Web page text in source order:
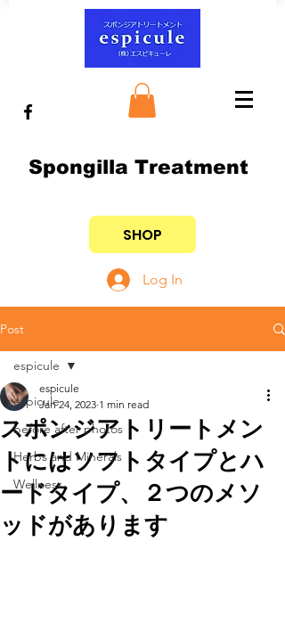
Spongilla Treatment
SHOP
Log In
Post
espicule
before after photos
Herbs and Minerals
Wellness
espicule
スポンジアトリートメン
トにはソフトタイプとハ
ードタイプ、２つのメソ
ッドがあります
espicule
Jan 24, 2023 1 min read